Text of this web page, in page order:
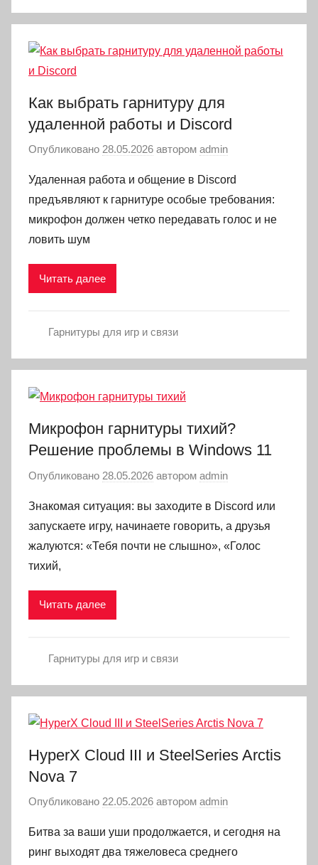
Как выбрать гарнитуру для
удаленной работы и Discord
Опубликовано 28.05.2026 автором admin
Удаленная работа и общение в Discord
предъявляют к гарнитуре особые требования:
микрофон должен четко передавать голос и не
ловить шум
Читать далее
Гарнитуры для игр и связи
Микрофон гарнитуры тихий?
Решение проблемы в Windows 11
Опубликовано 28.05.2026 автором admin
Знакомая ситуация: вы заходите в Discord или
запускаете игру, начинаете говорить, а друзья
жалуются: «Тебя почти не слышно», «Голос
тихий,
Читать далее
Гарнитуры для игр и связи
HyperX Cloud III и SteelSeries Arctis
Nova 7
Опубликовано 22.05.2026 автором admin
Битва за ваши уши продолжается, и сегодня на
ринг выходят два тяжеловеса среднего